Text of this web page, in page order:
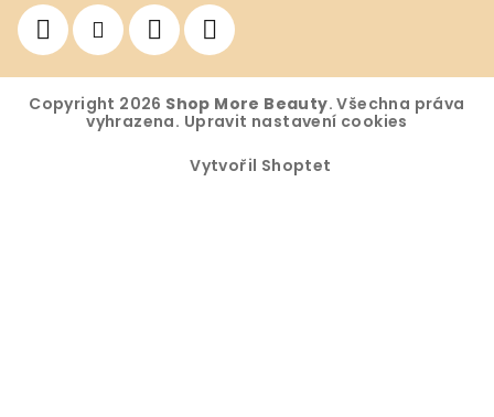
Copyright 2026 Shop More Beauty. Všechna práva
vyhrazena. Upravit nastavení cookies
Vytvořil Shoptet